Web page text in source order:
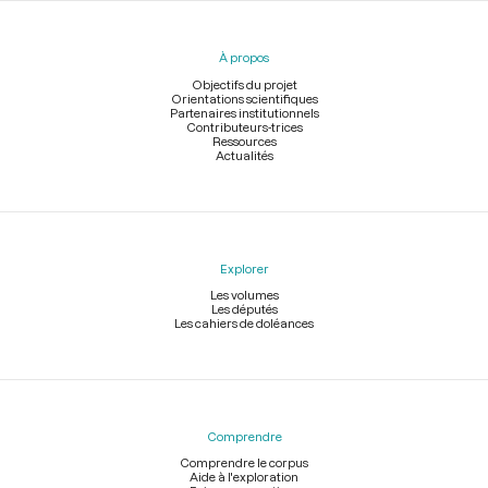
À propos
Objectifs du projet
Orientations scientifiques
Partenaires institutionnels
Contributeurs-trices
Ressources
Actualités
Explorer
Les volumes
Les députés
Les cahiers de doléances
Comprendre
Comprendre le corpus
Aide à l'exploration